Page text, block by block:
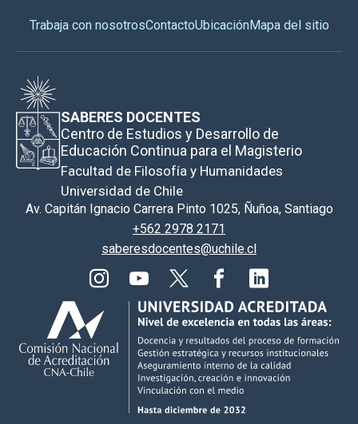
Trabaja con nosotrosContactoUbicaciónMapa del sitio
SABERES DOCENTES
Centro de Estudios y Desarrollo de
Educación Continua para el Magisterio
Facultad de Filosofía y Humanidades
Universidad de Chile
Av. Capitán Ignacio Carrera Pinto 1025, Ñuñoa, Santiago
+562 2978 2171
saberesdocentes@uchile.cl